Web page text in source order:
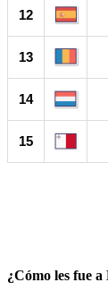
12
13
14
15
¿Cómo les fue